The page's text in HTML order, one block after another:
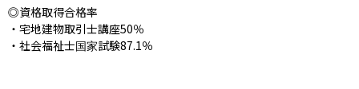
◎資格取得合格率
・宅地建物取引士講座50％
・社会福祉士国家試験87.1％